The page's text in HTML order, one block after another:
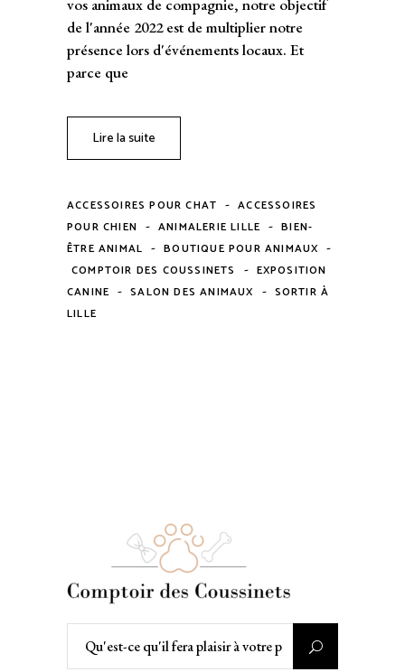
vos animaux de compagnie, notre objectif
de l'année 2022 est de multiplier notre
présence lors d'événements locaux. Et
parce que
Lire la suite
ACCESSOIRES POUR CHAT - ACCESSOIRES
POUR CHIEN - ANIMALERIE LILLE - BIEN-
ÊTRE ANIMAL - BOUTIQUE POUR ANIMAUX -
COMPTOIR DES COUSSINETS - EXPOSITION
CANINE - SALON DES ANIMAUX - SORTIR À
LILLE